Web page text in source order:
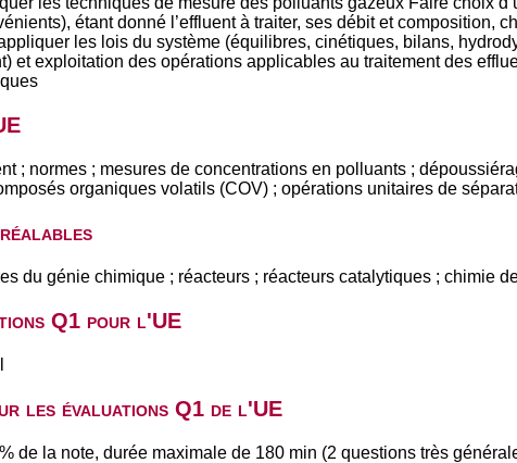
étant donné l’effluent à traiter, ses débit et composition,
les lois du système (équilibres, cinétiques, bilans,
et exploitation des opérations applicables au traitement des
; normes ; mesures de concentrations en polluants ;
organiques volatils (COV) ; opérations unitaires de
du génie chimique ; réacteurs ; réacteurs catalytiques ; chimie
Q1 pour l'UE
les évaluations Q1 de l'UE
de la note, durée maximale de 180 min (2 questions très